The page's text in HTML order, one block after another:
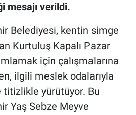
mesajı verildi.
Belediyesi, kentin simge
Kurtuluş Kapalı Pazar
için çalışmalarına
ilgili meslek odalarıyla
yürütüyor. Bu
Yaş Sebze Meyve